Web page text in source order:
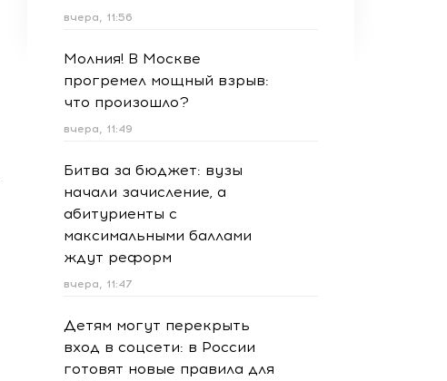
вчера, 11:56
Молния! В Москве
прогремел мощный взрыв:
что произошло?
вчера, 11:49
Битва за бюджет: вузы
начали зачисление, а
абитуриенты с
максимальными баллами
ждут реформ
вчера, 11:47
Детям могут перекрыть
вход в соцсети: в России
готовят новые правила для